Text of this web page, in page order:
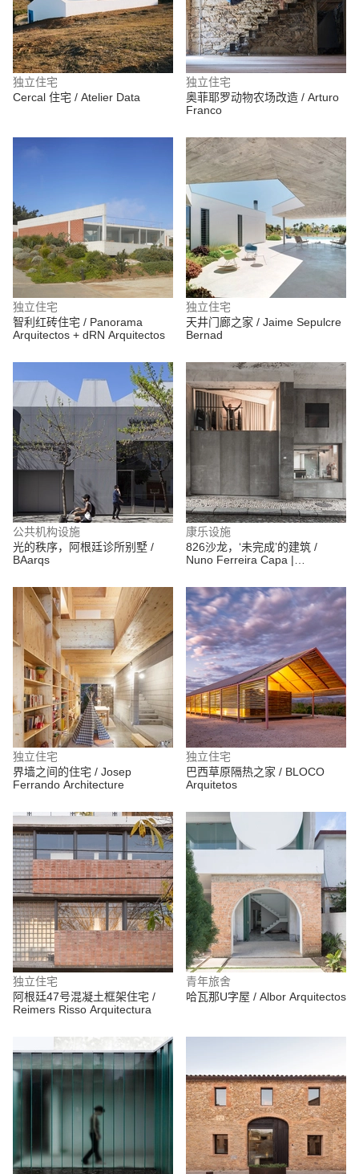
独立住宅
Cercal 住宅 / Atelier Data
独立住宅
奥菲耶罗动物农场改造 / Arturo
Franco
独立住宅
智利红砖住宅 / Panorama
Arquitectos + dRN Arquitectos
独立住宅
天井门廊之家 / Jaime Sepulcre
Bernad
公共机构设施
光的秩序，阿根廷诊所别墅 /
BAarqs
康乐设施
826沙龙，‘未完成’的建筑 /
Nuno Ferreira Capa |
独立住宅
界墙之间的住宅 / Josep
Ferrando Architecture
独立住宅
巴西草原隔热之家 / BLOCO
Arquitetos
独立住宅
阿根廷47号混凝土框架住宅 /
Reimers Risso Arquitectura
青年旅舍
哈瓦那U字屋 / Albor Arquitectos